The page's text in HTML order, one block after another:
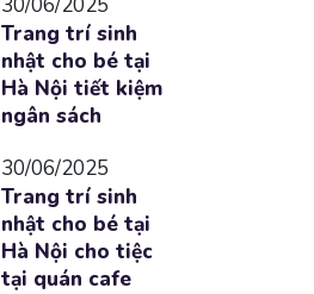
Trang trí sinh
nhật cho bé tại
Hà Nội tiết kiệm
ngân sách
30/06/2025
Trang trí sinh
nhật cho bé tại
Hà Nội cho tiệc
tại quán cafe